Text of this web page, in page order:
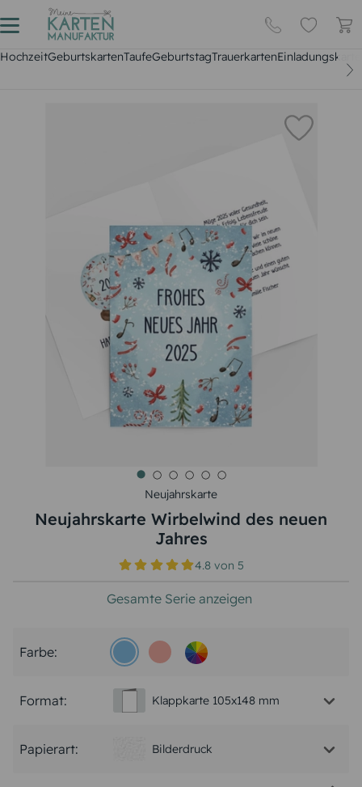
HochzeitGeburtskartenTaufeGeburtstagTrauerkarten
Neujahrskarte
Neujahrskarte Wirbelwind des neuen
Jahres
4.8 von5
Gesamte Serie anzeigen
Farbe:
Format: Klappkarte 105x148 mm
Papierart: Bilderdruck